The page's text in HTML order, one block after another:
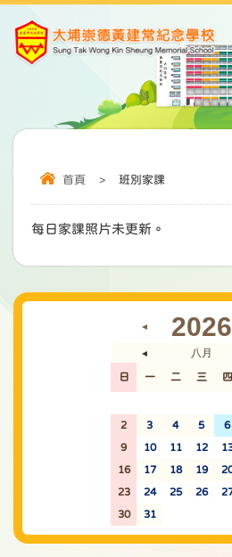
首頁 > 班別家課
每日家課照片未更新。
◄ 2026
◄ 八月
日 一 二 三 四
2 3 4 5 6
9 10 11 12
16 17 18 19
23 24 25 26
30 31